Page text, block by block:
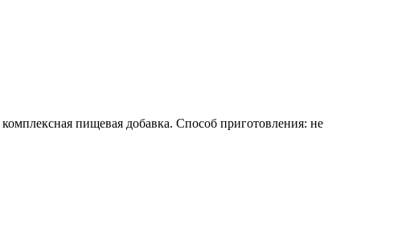
пищевая добавка. Способ приготовления: не